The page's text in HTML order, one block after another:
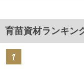
育苗資材ランキン